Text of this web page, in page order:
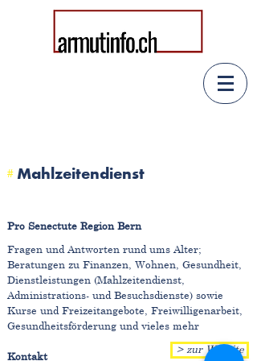
Mahlzeitendienst
Pro Senectute Region Bern
Fragen und Antworten rund ums Alter;
Beratungen zu Finanzen, Wohnen, Gesundheit,
Dienstleistungen (Mahlzeitendienst,
Administrations- und Besuchsdienste) sowie
Kurse und Freizeitangebote, Freiwilligenarbeit,
Gesundheitsförderung und vieles mehr
Kontakt
> zur Website
#